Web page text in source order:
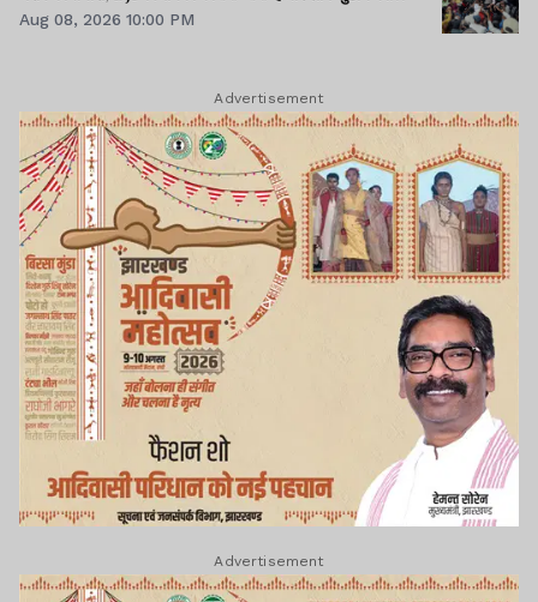
टास्क
Aug 08, 2026 10:00 PM
Advertisement
Advertisement